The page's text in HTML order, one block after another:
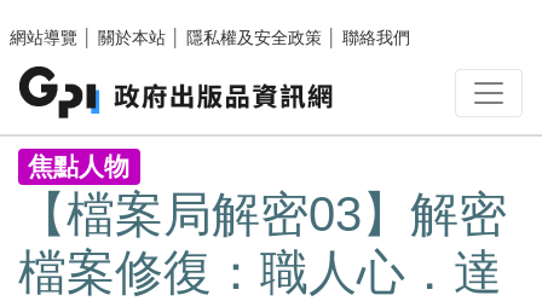
網站導覽
關於本站 隱私權及安全政策 聯絡我們
:::
焦點人物
【檔案局解密03】解密
檔案修復：職人心．達